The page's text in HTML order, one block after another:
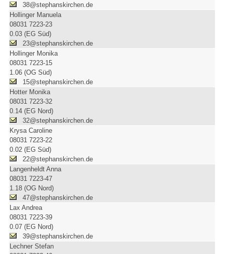
38@stephanskirchen.de
Hollinger Manuela
08031 7223-23
0.03 (EG Süd)
23@stephanskirchen.de
Hollinger Monika
08031 7223-15
1.06 (OG Süd)
15@stephanskirchen.de
Hotter Monika
08031 7223-32
0.14 (EG Nord)
32@stephanskirchen.de
Krysa Caroline
08031 7223-22
0.02 (EG Süd)
22@stephanskirchen.de
Langenheldt Anna
08031 7223-47
1.18 (OG Nord)
47@stephanskirchen.de
Lax Andrea
08031 7223-39
0.07 (EG Nord)
39@stephanskirchen.de
Lechner Stefan